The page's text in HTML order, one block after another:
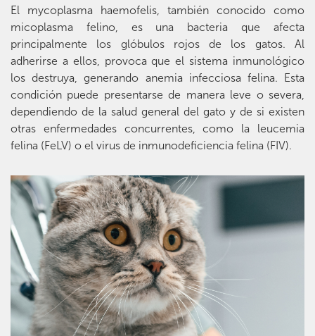
El mycoplasma haemofelis, también conocido como
micoplasma felino, es una bacteria que afecta
principalmente los glóbulos rojos de los gatos. Al
adherirse a ellos, provoca que el sistema inmunológico
los destruya, generando anemia infecciosa felina. Esta
condición puede presentarse de manera leve o severa,
dependiendo de la salud general del gato y de si existen
otras enfermedades concurrentes, como la leucemia
felina (FeLV) o el virus de inmunodeficiencia felina (FIV).